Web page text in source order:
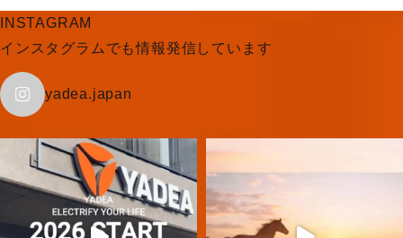
INSTAGRAM
インスタグラムでも情報発信しています
yadea.japan